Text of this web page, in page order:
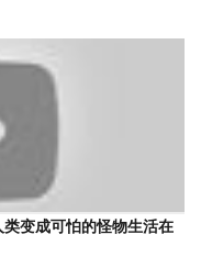
类变成可怕的怪物生活在